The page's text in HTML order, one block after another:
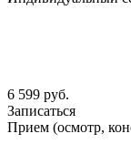
6 599 руб.
Записаться
Прием (осмотр,